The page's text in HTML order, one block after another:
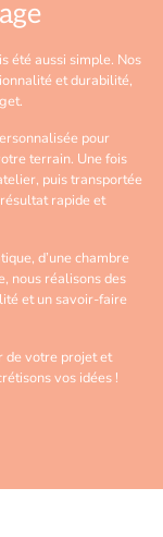
été aussi simple. Nos
et durabilité,
pour
terrain. Une fois
puis transportée
rapide et
d’une chambre
nous réalisons des
et un savoir-faire
de votre projet et
vos idées !